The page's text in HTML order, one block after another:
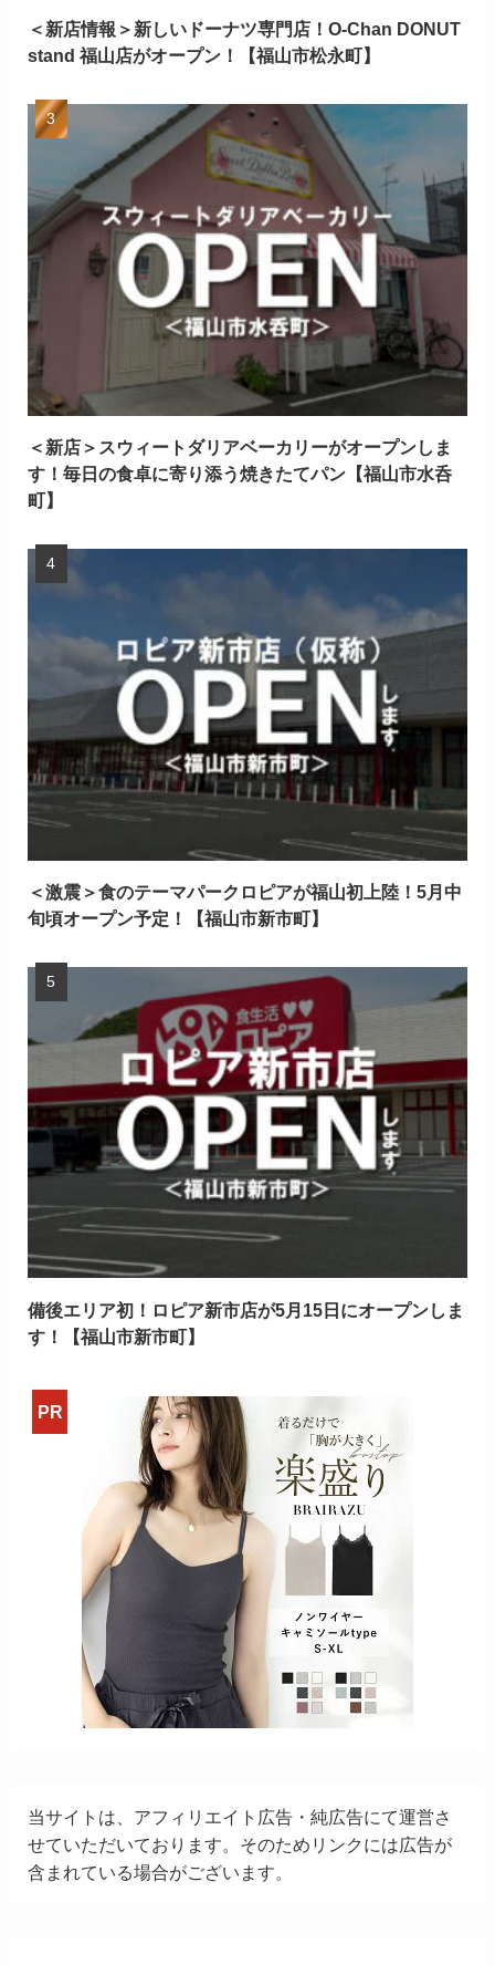
＜新店情報＞新しいドーナツ専門店！O-Chan DONUT
stand 福山店がオープン！【福山市松永町】
＜新店＞スウィートダリアベーカリーがオープンしま
す！毎日の食卓に寄り添う焼きたてパン【福山市水呑
町】
＜激震＞食のテーマパークロピアが福山初上陸！5月中
旬頃オープン予定！【福山市新市町】
備後エリア初！ロピア新市店が5月15日にオープンしま
す！【福山市新市町】
当サイトは、アフィリエイト広告・純広告にて運営さ
せていただいております。そのためリンクには広告が
含まれている場合がございます。